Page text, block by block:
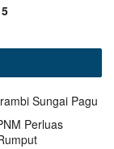
Sungai Pagu
Perluas